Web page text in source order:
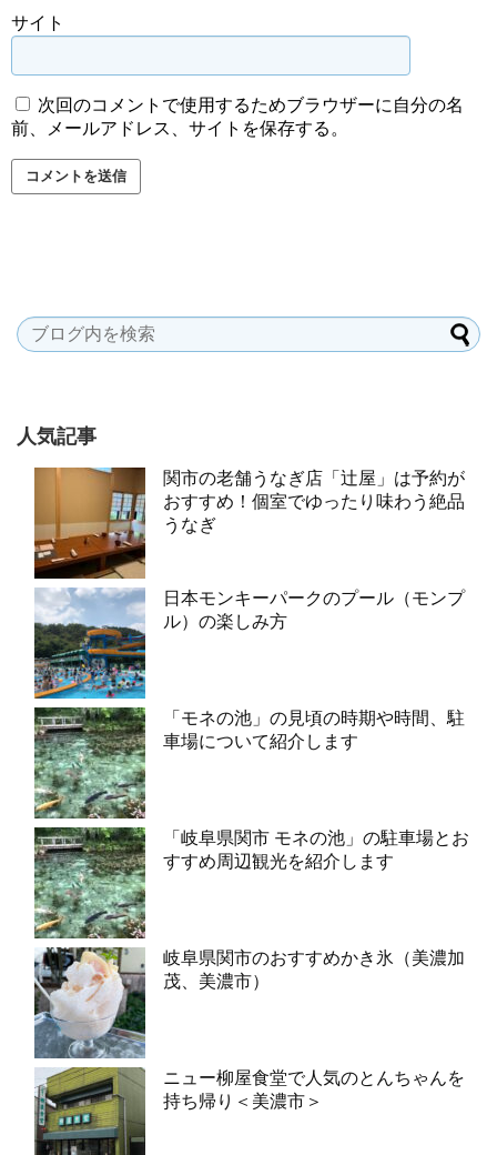
サイト
次回のコメントで使用するためブラウザーに自分の名
前、メールアドレス、サイトを保存する。
人気記事
関市の老舗うなぎ店「辻屋」は予約が
おすすめ！個室でゆったり味わう絶品
うなぎ
日本モンキーパークのプール（モンプ
ル）の楽しみ方
「モネの池」の見頃の時期や時間、駐
車場について紹介します
「岐阜県関市 モネの池」の駐車場とお
すすめ周辺観光を紹介します
岐阜県関市のおすすめかき氷（美濃加
茂、美濃市）
ニュー柳屋食堂で人気のとんちゃんを
持ち帰り＜美濃市＞